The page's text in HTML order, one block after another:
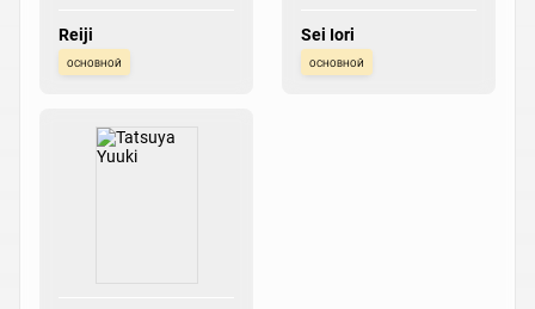
Reiji
основной
Sei Iori
основной